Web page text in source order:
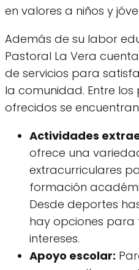
en valores a niños y
Además de su labor
Pastoral La Vera
de servicios para
la comunidad. Entre los
ofrecidos se
Actividades
ofrece una
extracurriculares
formación
Desde deportes
hay opciones para
intereses.
Apoyo escolar: